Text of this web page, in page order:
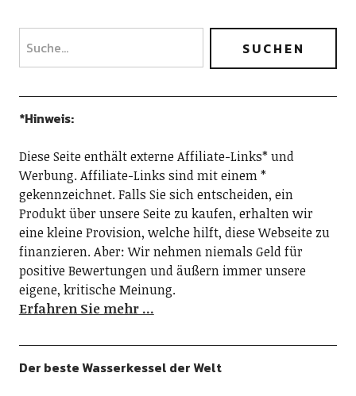
*Hinweis:
Diese Seite enthält externe Affiliate-Links* und
Werbung. Affiliate-Links sind mit einem *
gekennzeichnet. Falls Sie sich entscheiden, ein
Produkt über unsere Seite zu kaufen, erhalten wir
eine kleine Provision, welche hilft, diese Webseite zu
finanzieren. Aber: Wir nehmen niemals Geld für
positive Bewertungen und äußern immer unsere
eigene, kritische Meinung.
Erfahren Sie mehr …
Der beste Wasserkessel der Welt